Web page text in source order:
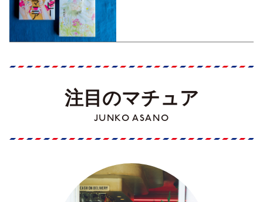
注目のマチュア
JUNKO ASANO